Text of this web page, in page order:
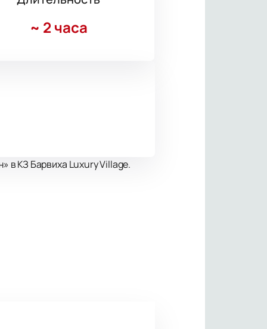
~ 2 часа
в КЗ Барвиха Luxury Village.